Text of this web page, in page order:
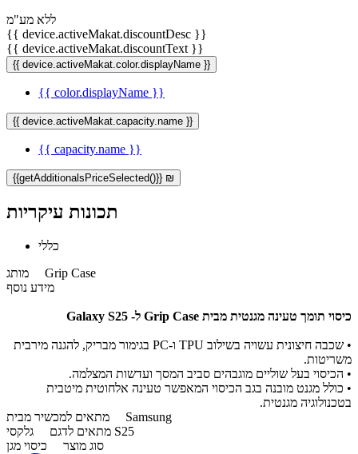
ללא מע"מ
{{ device.activeMakat.discountDesc }}
{{ device.activeMakat.discountText }}
{{ device.activeMakat.color.displayName }}
{{ color.displayName }}
{{ device.activeMakat.capacity.name }}
{{ capacity.name }}
{{getAdditionalsPriceSelected()}} ₪
תכונות עיקריות
כללי
מותג Grip Case
מידע נוסף
כיסוי תומך טעינה מגנטית מבית Grip Case ל- Galaxy S25
• שכבה חיצונית עשויה בשילוב TPU ו-PC בגימור מבריק, להגנה מירבית
משריטות.
• הכיסוי בעל שוליים מוגבהים סביב המסך ועדשות המצלמה.
• כולל מגנט מובנה בגב הכיסוי המאפשר טעינה אלחוטית מיטבית
בטכנולוגיה מגנטית.
מתאים למכשיר מבית Samsung
מתאים לדגם גלקסי S25
סוג מוצר כיסוי מגן